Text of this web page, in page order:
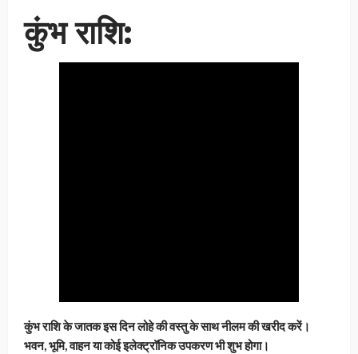
कुंभ राशि:
कुंभ राशि के जातक इस दिन लोहे की वस्तु के साथ नीलम की खरीद करें।
भवन, भूमि, वाहन या कोई इलेक्ट्रॉनिक उपकरण भी शुभ होगा।